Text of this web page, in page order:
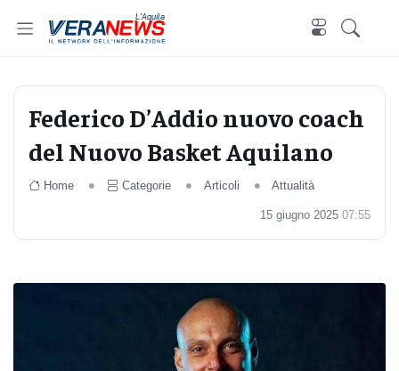
L'Aquila
Federico D’Addio nuovo coach
del Nuovo Basket Aquilano
Home Categorie Articoli Attualità
15 giugno 2025 07:55